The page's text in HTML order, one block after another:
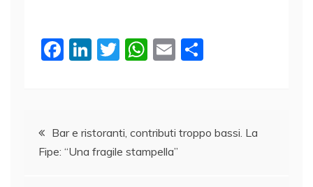
F
b
o
Li
dI
n
T
W
A
p
E
vi
Navigazione
articoli
Bar e ristoranti, contributi troppo bassi. La
Fipe: “Una fragile stampella”